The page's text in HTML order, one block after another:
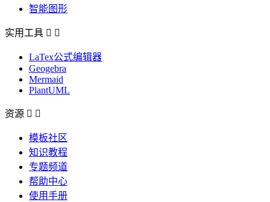
智能图形
实用工具  
LaTex公式编辑器
Geogebra
Mermaid
PlantUML
资源  
模板社区
知识教程
专题频道
帮助中心
使用手册